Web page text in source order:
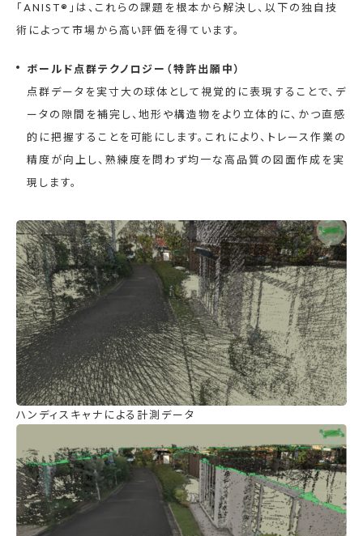
「ANIST®」は、これらの課題を根本から解決し、以下の独自技
術によって市場から高い評価を得ています。
ボールド点群テクノロジー（特許出願中）
点群データを実寸大の球体として視覚的に表現することで、デ
ータの隙間を補完し、地形や構造物をより立体的に、かつ直感
的に把握することを可能にします。これにより、トレース作業の
精度が向上し、熟練度を問わず均一な高品質の図面作成を実
現します。
ハンディスキャナによる計測データ